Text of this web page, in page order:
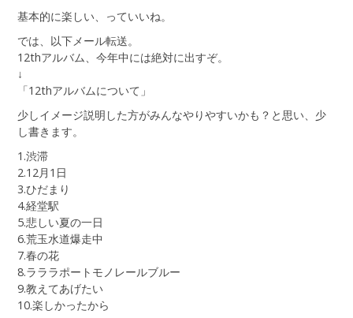
基本的に楽しい、っていいね。
では、以下メール転送。
12thアルバム、今年中には絶対に出すぞ。
↓
「12thアルバムについて」
少しイメージ説明した方がみんなやりやすいかも？と思い、少
し書きます。
1.渋滞
2.12月1日
3.ひだまり
4.経堂駅
5.悲しい夏の一日
6.荒玉水道爆走中
7.春の花
8.ラララポートモノレールブルー
9.教えてあげたい
10.楽しかったから